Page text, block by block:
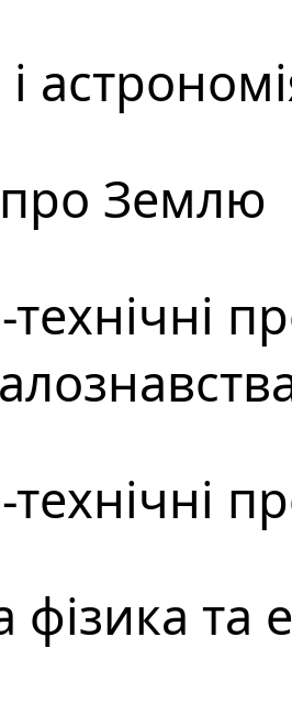
Землю
технічні
технічні
фізика та